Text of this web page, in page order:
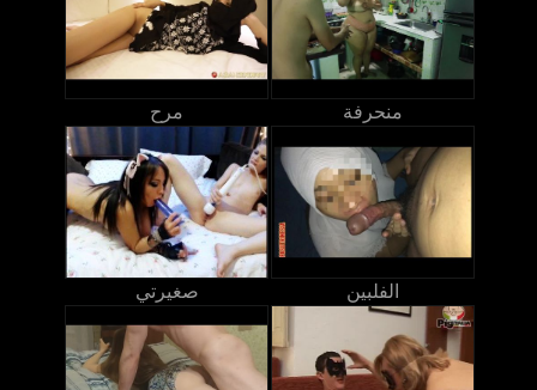
مرح منحرفة
صغيرتي الفلبين